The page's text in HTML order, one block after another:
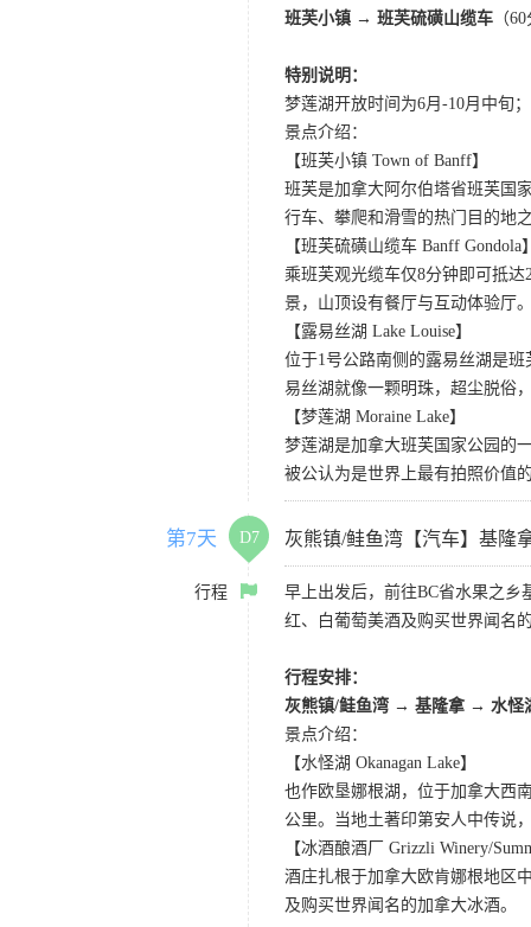
班芙小镇 → 班芙硫磺山缆车 （
特别说明：
梦莲湖开放时间为6月-10月中旬
景点介绍：
【班芙小镇 Town of Banff】
班芙是加拿大阿尔伯塔省班芙国
行车、攀爬和滑雪的热门目的地
【班芙硫磺山缆车 Banff Gondola
乘班芙观光缆车仅8分钟即可抵
景，山顶设有餐厅与互动体验厅
【露易丝湖 Lake Louise】
位于1号公路南侧的露易丝湖是
易丝湖就像一颗明珠，超尘脱俗
【梦莲湖 Moraine Lake】
梦莲湖是加拿大班芙国家公园的
被公认为是世界上最有拍照价值
第7天 D7 灰熊镇/鲑鱼湾【汽车】基隆
行程
早上出发后，前往BC省水果之乡
红、白葡萄美酒及购买世界闻名
行程安排：
灰熊镇/鲑鱼湾 → 基隆拿 → 水怪
景点介绍：
【水怪湖 Okanagan Lake】
也作欧垦娜根湖，位于加拿大西
公里。当地土著印第安人中传说
【冰酒酿酒厂 Grizzli Winery/
酒庄扎根于加拿大欧肯娜根地区
及购买世界闻名的加拿大冰酒。